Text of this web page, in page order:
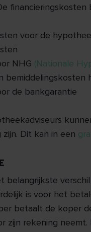
financieringskosten
voor de
NHG (Nationale
bemiddelingskosten
de bankgarantie
zijn. Dit kan in een
belangrijkste
is voor het
betaalt de koper
zijn rekening neemt.